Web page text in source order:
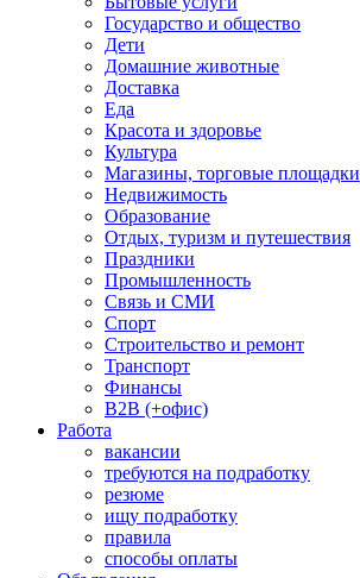
Государство и общество
Дети
Домашние животные
Доставка
Еда
Красота и здоровье
Культура
Магазины, торговые площадки
Недвижимость
Образование
Отдых, туризм и путешествия
Праздники
Промышленность
Связь и СМИ
Спорт
Строительство и ремонт
Транспорт
Финансы
B2B (+офис)
Работа
вакансии
требуются на подработку
резюме
ищу подработку
правила
способы оплаты